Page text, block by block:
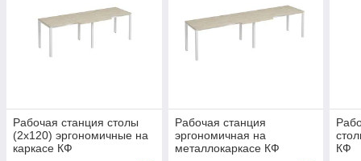
Рабочая станция столы
(2х120) эргономичные на
каркасе КФ
Рабочая станция
эргономичная на
металлокаркасе КФ
КФ